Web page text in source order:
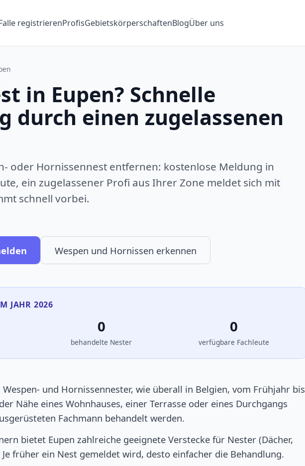
registrierenProfisGebietskörperschaftenBlogÜber uns
in Eupen? Schnelle
durch einen zugelassenen
oder Hornissennest entfernen: kostenlose Meldung in
ein zugelassener Profi aus Ihrer Zone meldet sich mit
schnell vorbei.
Wespen und Hornissen erkennen
JAHR 2026
0
behandelte Nester
0
verfügbare Fachleute
und Hornissennester, wie überall in Belgien, vom Frühjahr bis
Nähe eines Wohnhauses, einer Terrasse oder eines Durchgangs
Fachmann behandelt werden.
bietet Eupen zahlreiche geeignete Verstecke für Nester (Dächer,
früher ein Nest gemeldet wird, desto einfacher die Behandlung.